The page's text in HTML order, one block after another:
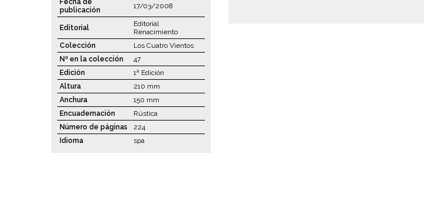
Fecha de
publicación
17/03/2008
Editorial
Editorial
Renacimiento
Colección
Los Cuatro Vientos
Nº en la colección
47
Edición
1ª Edición
Altura
210 mm
Anchura
150 mm
Encuadernación
Rústica
Número de páginas
224
Idioma
spa